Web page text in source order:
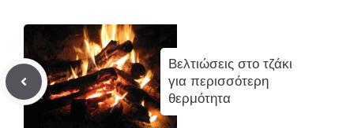
Βελτιώσεις στο τζάκι
για περισσότερη
θερμότητα